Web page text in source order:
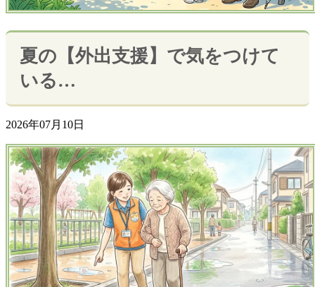
夏の【外出支援】で気をつけて
いる…
2026年07月10日